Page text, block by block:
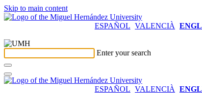
Skip to main content
ESPAÑOL VALENCIÀ
Enter your search
ESPAÑOL VALENCIÀ